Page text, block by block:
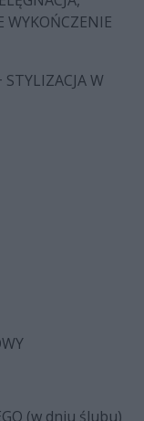
WYKOŃCZENIE
W
(w dniu ślubu)